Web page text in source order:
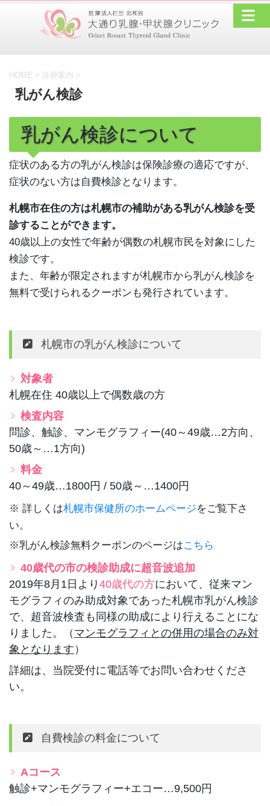
HOME > 診療案内 >
乳がん検診
乳がん検診について
症状のある方の乳がん検診は保険診療の適応ですが、
症状のない方は自費検診となります。
札幌市在住の方は札幌市の補助がある乳がん検診を受
診することができます。
40歳以上の女性で年齢が偶数の札幌市民を対象にした
検診です。
また、年齢が限定されますが札幌市から乳がん検診を
無料で受けられるクーポンも発行されています。
札幌市の乳がん検診について
対象者
札幌在住 40歳以上で偶数歳の方
検査内容
問診、触診、マンモグラフィー(40～49歳…2方向、
50歳～…1方向)
料金
40～49歳…1800円 / 50歳～…1400円
※ 詳しくは札幌市保健所のホームページをご覧下さ
い。
※乳がん検診無料クーポンのページはこちら
40歳代の市の検診助成に超音波追加
2019年8月1日より 40歳代の方において、従来マン
モグラフィのみ助成対象であった札幌市乳がん検診
で、超音波検査も同様の助成により行えることにな
りました。（ マンモグラフィとの併用の場合のみ対
象となります ）
詳細は、当院受付に電話等でお問い合わせくださ
い。
自費検診の料金について
Aコース
触診+マンモグラフィー+エコー…9,500円